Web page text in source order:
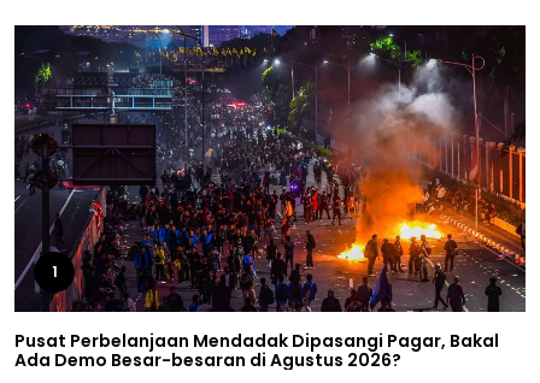
1
Pusat Perbelanjaan Mendadak Dipasangi Pagar, Bakal
Ada Demo Besar-besaran di Agustus 2026?